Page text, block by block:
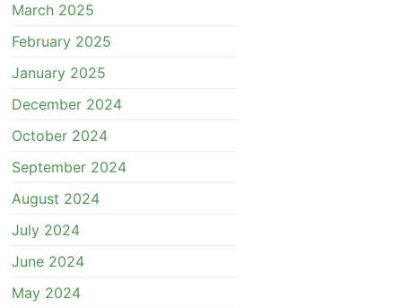
March 2025
February 2025
January 2025
December 2024
October 2024
September 2024
August 2024
July 2024
June 2024
May 2024